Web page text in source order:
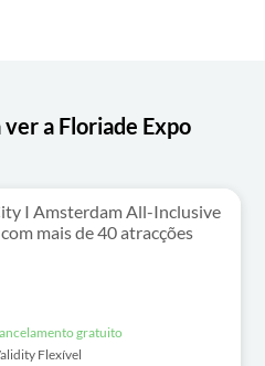
a Floriade Expo
I Amsterdam All-Inclusive
mais de 40 atracções
gratuito
Flexível